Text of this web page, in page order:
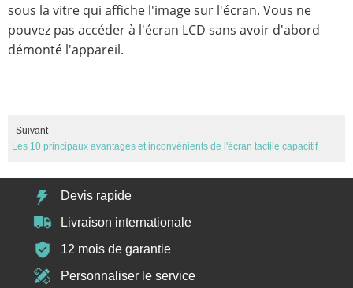
sous la vitre qui affiche l'image sur l'écran. Vous ne
pouvez pas accéder à l'écran LCD sans avoir d'abord
démonté l'appareil.
Suivant
Les 10 principaux avantages et inconvénients de l'écran tactile capacitif
Devis rapide
Livraison internationale
12 mois de garantie
Personnaliser le service